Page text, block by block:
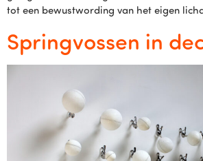
tot een bewustwording van het eigen
Springvossen in